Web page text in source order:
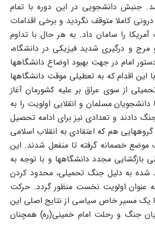
جنبش دانشجویی در این دوره با تمام
کاملا متوقف نگردید و برخی اقدامات
را سامان داد. به هر حال با تداوم
و درگیری شدید فیزیکی در دانشگاه،
امام در جهت بهبود اوضاع دانشگاه‏ها
این اقدام که به تعطیلی موقت دانشگاه‏ها
از سوی عراق بر علیه کشورمان آغاز
مسلمان و انقلابی اولویت را به
دادند و تعدادی نیز برای ادامه تحصیل
هم که اعتقادی به انقلاب اسلامی
موضع خصمانه گرفته تا منفعل شدند. این
مجدد دانشگاه‏ها و با توجه به
شده به دلیل جنگ تحمیلی، محدود کردن
عنوان اولویت نخست منظور گردد. حرکت
مسیر خاص سیاسی از نتایج اصلی این
جنگ و رحلت امام خمینی(ره) همچنان